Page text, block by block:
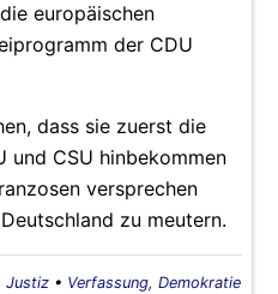
europäischen
der CDU
dass sie zuerst die
und CSU hinbekommen
versprechen
zu meutern.
Justiz • Verfassung, Demokratie